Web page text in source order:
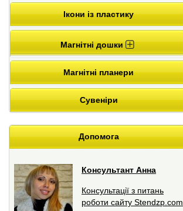
Ікони із пластику
Магнітні дошки
Магнітні планери
Сувеніри
Допомога
Консультант Анна
Консультації з питань
роботи сайту Stendzp.com